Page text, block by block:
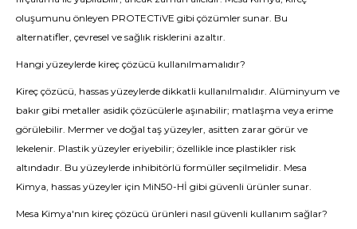
oluşumunu önleyen PROTECTiVE gibi çözümler sunar. Bu
alternatifler, çevresel ve sağlık risklerini azaltır.
Hangi yüzeylerde kireç çözücü kullanılmamalıdır?
Kireç çözücü, hassas yüzeylerde dikkatli kullanılmalıdır. Alüminyum ve
bakır gibi metaller asidik çözücülerle aşınabilir; matlaşma veya erime
görülebilir. Mermer ve doğal taş yüzeyler, asitten zarar görür ve
lekelenir. Plastik yüzeyler eriyebilir; özellikle ince plastikler risk
altındadır. Bu yüzeylerde inhibitörlü formüller seçilmelidir. Mesa
Kimya, hassas yüzeyler için MiN50-Hİ gibi güvenli ürünler sunar.
Mesa Kimya'nın kireç çözücü ürünleri nasıl güvenli kullanım sağlar?